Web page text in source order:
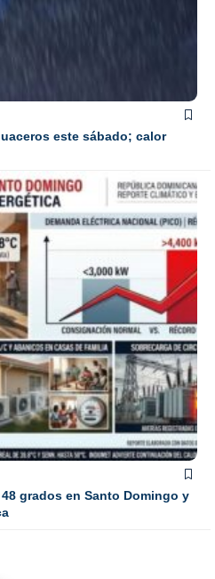
este sábado; calor
grados en Santo Domingo y